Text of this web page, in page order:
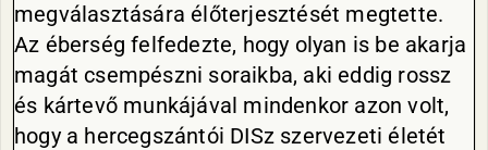
megválasztására élőterjesztését megtette.
Az éberség felfedezte, hogy olyan is be akarja
magát csempészni soraikba, aki eddig rossz
és kártevő munkájával mindenkor azon volt,
hogy a hercegszántói DISz szervezeti életét